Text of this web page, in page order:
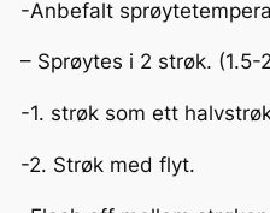
-Anbefalt
– Sprøytes i 2 strøk. (1.5-
-1. strøk som ett
-2. Strøk med flyt.